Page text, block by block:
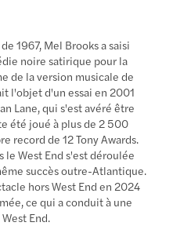
1967, Mel Brooks a saisi
noire satirique pour la
de la version musicale de
l'objet d'un essai en 2001
Lane, qui s'est avéré être
été joué à plus de 2 500
record de 12 Tony Awards.
le West End s'est déroulée
succès outre-Atlantique.
hors West End en 2024
ce qui a conduit à une
End.